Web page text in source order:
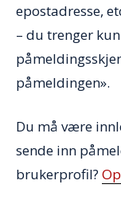
epostadresse,
– du trenger
påmeldingen».
Du må være
sende inn
brukerprofil?